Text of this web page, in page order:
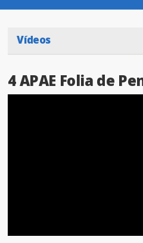
Vídeos
4 APAE Folia de